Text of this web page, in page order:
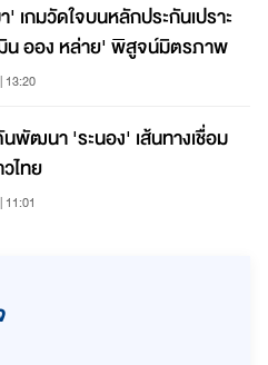
' เกมวัดใจบนหลักประกันเปราะ
น ออง หล่าย' พิสูจน์มิตรภาพ
13:20
พัฒนา 'ระนอง' เส้นทางเชื่อม
ไทย